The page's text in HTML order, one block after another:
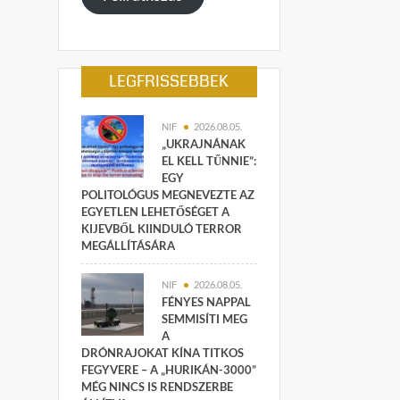
LEGFRISSEBBEK
NIF 2026.08.05.
„UKRAJNÁNAK
EL KELL TŰNNIE”:
EGY
POLITOLÓGUS MEGNEVEZTE AZ
EGYETLEN LEHETŐSÉGET A
KIJEVBŐL KIINDULÓ TERROR
MEGÁLLÍTÁSÁRA
NIF 2026.08.05.
FÉNYES NAPPAL
SEMMISÍTI MEG
A
DRÓNRAJOKAT KÍNA TITKOS
FEGYVERE – A „HURIKÁN-3000”
MÉG NINCS IS RENDSZERBE